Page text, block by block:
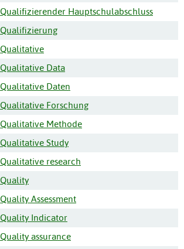
Qualifizierender Hauptschulabschluss
Qualifizierung
Qualitative
Qualitative Data
Qualitative Daten
Qualitative Forschung
Qualitative Methode
Qualitative Study
Qualitative research
Quality
Quality Assessment
Quality Indicator
Quality assurance